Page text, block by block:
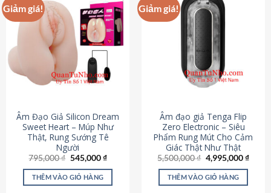
Giảm giá!
Âm Đạo Giả Silicon Dream
Sweet Heart – Múp Như
Thật, Rung Sướng Tê
Người
795,000₫ Giá
là:
795,000 ₫.
545,000₫Giá
tại
545,000 ₫.
THÊM VÀO GIỎ HÀNG
Giảm giá!
Âm đạo giả Tenga Flip
Zero Electronic – Siêu
Phẩm Rung Mút Cho Cảm
Giác Thật Như Thật
5,500,000₫ Giá
gốc
là:
5,500,000 ₫.
4,995,000₫Giá
THÊM VÀO GIỎ HÀNG